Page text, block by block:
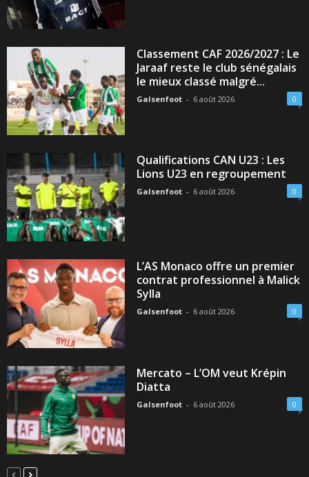
Classement CAF 2026/2027 : Le
Jaraaf reste le club sénégalais
le mieux classé malgré...
Galsenfoot - 6 août 2026 0
Qualifications CAN U23 : Les
Lions U23 en regroupement
Galsenfoot - 6 août 2026 0
L’AS Monaco offre un premier
contrat professionnel à Malick
Sylla
Galsenfoot - 6 août 2026 0
Mercato – L’OM veut Krépin
Diatta
Galsenfoot - 6 août 2026 0